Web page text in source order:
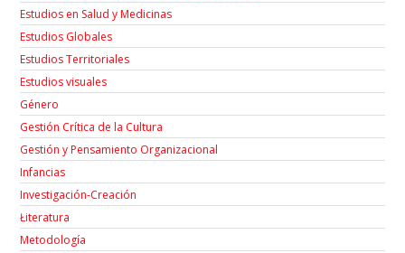
Estudios en Salud y Medicinas
Estudios Globales
Estudios Territoriales
Estudios visuales
Género
Gestión Crítica de la Cultura
Gestión y Pensamiento Organizacional
Infancias
Investigación-Creación
Łiteratura
Metodología